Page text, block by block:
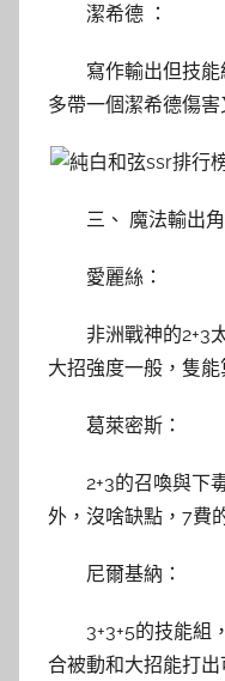
潔希德 ：
寫作輸出但技
多帶一個潔希德傷
三、 魔法輸出
愛麗絲：
非洲戰神的2+3
大招強度一般，隻
葛萊密斯：
2+3的召喚與下
外，沒啥缺點，7費
尼爾基納：
3+3+5的技能組
合被動和大招能打